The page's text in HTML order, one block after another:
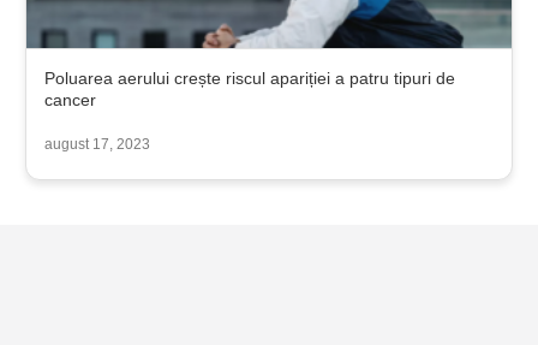
Poluarea aerului crește riscul apariției a patru tipuri de
cancer
august 17, 2023